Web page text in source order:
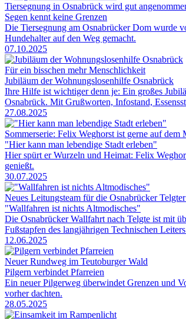
Tiersegnung in Osnabrück wird gut
Segen kennt keine Grenzen
Die Tiersegnung am Osnabrücker Dom wurde
Hundehalter auf den Weg gemacht.
07.10.2025
Für ein bisschen mehr Menschlichkeit
Jubiläum der Wohnungslosenhilfe Osnabrück
Ihre Hilfe ist wichtiger denn je: Ein großes
Osnabrück. Mit Grußworten, Infostand,
27.08.2025
Sommerserie: Felix Weghorst ist gerne auf
"Hier kann man lebendige Stadt erleben"
Hier spürt er Wurzeln und Heimat: Felix
genießt.
30.07.2025
Neues Leitungsteam für die Osnabrücker
"Wallfahren ist nichts Altmodisches"
Die Osnabrücker Wallfahrt nach Telgte ist mit
Fußstapfen des langjährigen Technischen
12.06.2025
Neuer Rundweg im Teutoburger Wald
Pilgern verbindet Pfarreien
Ein neuer Pilgerweg überwindet Grenzen und
vorher dachten.
28.05.2025